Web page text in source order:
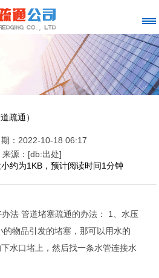
疏通）
期：2022-10-18 06:17
来源：[db:出处]
约为1KB，预计阅读时间1分钟
法 管道堵塞疏通的办法： 1、水压
物品引发的堵塞，那可以用水的
水口堵上，然后找一条水管连接水